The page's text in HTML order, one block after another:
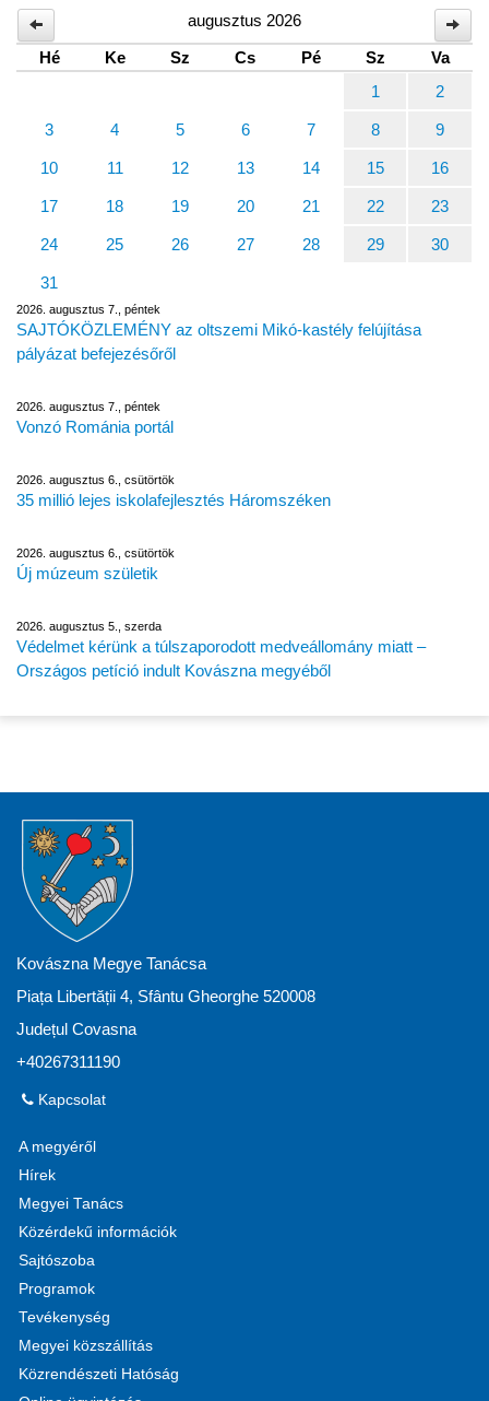
augusztus 2026
Hé
Ke Sz Cs Pé Sz
Va
1
2
3 4 5 6 7 8 9
10 11 12 13 14 15 16
17 18 19 20 21 22 23
24 25 26 27 28 29 30
31
2026. augusztus 7., péntek
SAJTÓKÖZLEMÉNY az oltszemi Mikó-kastély felújítása
pályázat befejezésőről
2026. augusztus 7., péntek
Vonzó Románia portál
2026. augusztus 6., csütörtök
35 millió lejes iskolafejlesztés Háromszéken
2026. augusztus 6., csütörtök
Új múzeum születik
2026. augusztus 5., szerda
Védelmet kérünk a túlszaporodott medveállomány miatt –
Országos petíció indult Kovászna megyéből
Kovászna Megye Tanácsa
Piața Libertății 4, Sfântu Gheorghe 520008
Județul Covasna
+40267311190
Kapcsolat
A megyéről
Hírek
Megyei Tanács
Közérdekű információk
Sajtószoba
Programok
Tevékenység
Megyei közszállítás
Közrendészeti Hatóság